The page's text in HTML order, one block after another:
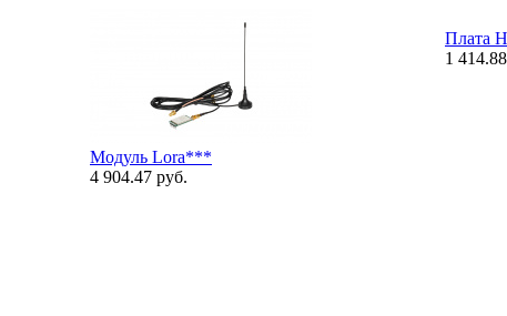
Модуль Lora***
4 904.47 руб.
Плата
1